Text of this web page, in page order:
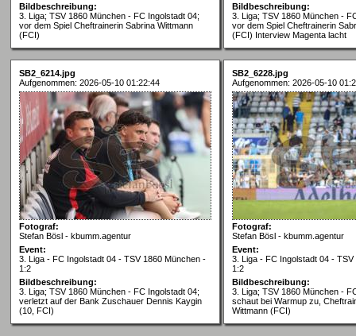
Bildbeschreibung:
3. Liga; TSV 1860 München - FC Ingolstadt 04;
vor dem Spiel Cheftrainerin Sabrina Wittmann
(FCI)
Bildbeschreibung:
3. Liga; TSV 1860 München -
vor dem Spiel Cheftrainerin
(FCI) Interview Magenta lacht
SB2_6214.jpg
Aufgenommen: 2026-05-10 01:22:44
Fotograf:
Stefan Bösl - kbumm.agentur
Event:
3. Liga - FC Ingolstadt 04 - TSV 1860 München -
1:2
Bildbeschreibung:
3. Liga; TSV 1860 München - FC Ingolstadt 04;
verletzt auf der Bank Zuschauer Dennis Kaygin
(10, FCI)
SB2_6228.jpg
Aufgenommen: 2026-05-10
Fotograf:
Stefan Bösl - kbumm.agentur
Event:
3. Liga - FC Ingolstadt 04 -
1:2
Bildbeschreibung:
3. Liga; TSV 1860 München -
schaut bei Warmup zu,
Wittmann (FCI)